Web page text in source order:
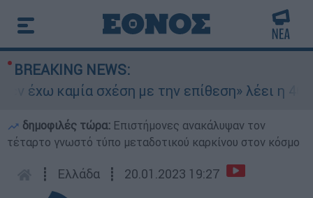
BREAKING NEWS:
καμία σχέση με την επίθεση» λέει η
δημοφιλές τώρα: Επιστήμονες ανακάλυψαν τον
τέταρτο γνωστό τύπο μεταδοτικού καρκίνου στον κόσμο
┋ Ελλάδα ┋ 20.01.2023 19:27